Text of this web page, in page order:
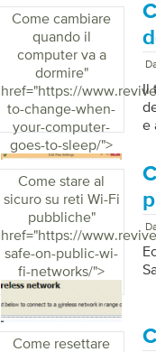
Come cambiare
quando il
computer va a
dormire"
href="https://
to-change-when-
your-computer-
goes-to-sleep/">
Il
e
Come stare al
sicuro su reti Wi-Fi
pubbliche"
href="https://
safe-on-public-wi-
fi-networks/">
Come resettare